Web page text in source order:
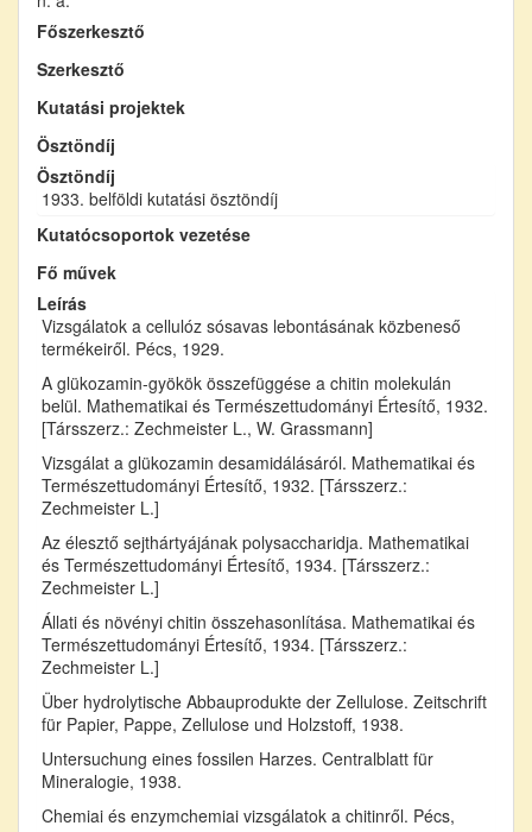
Főszerkesztő
Szerkesztő
Kutatási projektek
Ösztöndíj
Ösztöndíj
1933. belföldi kutatási ösztöndíj
Kutatócsoportok vezetése
Fő művek
Leírás
Vizsgálatok a cellulóz sósavas lebontásának közbeneső
termékeiről. Pécs, 1929.
A glükozamin-gyökök összefüggése a chitin molekulán
belül. Mathematikai és Természettudományi Értesítő, 1932.
[Társszerz.: Zechmeister L., W. Grassmann]
Vizsgálat a glükozamin desamidálásáról. Mathematikai és
Természettudományi Értesítő, 1932. [Társszerz.:
Zechmeister L.]
Az élesztő sejthártyájának polysaccharidja. Mathematikai
és Természettudományi Értesítő, 1934. [Társszerz.:
Zechmeister L.]
Állati és növényi chitin összehasonlítása. Mathematikai és
Természettudományi Értesítő, 1934. [Társszerz.:
Zechmeister L.]
Über hydrolytische Abbauprodukte der Zellulose. Zeitschrift
für Papier, Pappe, Zellulose und Holzstoff, 1938.
Untersuchung eines fossilen Harzes. Centralblatt für
Mineralogie, 1938.
Chemiai és enzymchemiai vizsgálatok a chitinről. Pécs,